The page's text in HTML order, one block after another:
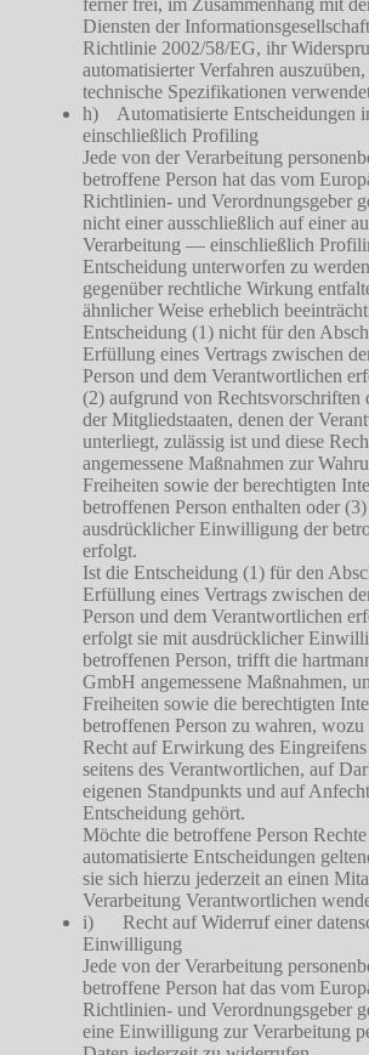
Diensten der
Richtlinie 2002/58/EG, ihr
automatisierter Verfahren
technische Spezifikationen
h) Automatisierte Entscheidungen
einschließlich Profiling
Jede von der Verarbeitung
betroffene Person hat das vom
Richtlinien- und Verordnungsgeber
nicht einer ausschließlich auf einer
Verarbeitung — einschließlich
Entscheidung unterworfen zu
gegenüber rechtliche Wirkung
ähnlicher Weise erheblich
Entscheidung (1) nicht für den
Erfüllung eines Vertrags zwischen
Person und dem Verantwortlichen
(2) aufgrund von Rechtsvorschriften
der Mitgliedstaaten, denen der
unterliegt, zulässig ist und diese
angemessene Maßnahmen zur
Freiheiten sowie der berechtigten
betroffenen Person enthalten oder
ausdrücklicher Einwilligung der
erfolgt.
Ist die Entscheidung (1) für den
Erfüllung eines Vertrags zwischen
Person und dem Verantwortlichen
erfolgt sie mit ausdrücklicher
betroffenen Person, trifft die
GmbH angemessene Maßnahmen,
Freiheiten sowie die berechtigten
betroffenen Person zu wahren, wozu
Recht auf Erwirkung des Eingreifens
seitens des Verantwortlichen, auf
eigenen Standpunkts und auf
Entscheidung gehört.
Möchte die betroffene Person
automatisierte Entscheidungen
sie sich hierzu jederzeit an einen
Verarbeitung Verantwortlichen
i) Recht auf Widerruf einer
Einwilligung
Jede von der Verarbeitung
betroffene Person hat das vom
Richtlinien- und Verordnungsgeber
eine Einwilligung zur Verarbeitung